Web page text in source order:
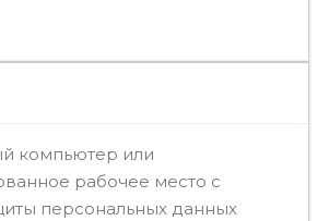
компьютер или
рабочее место с
персональных данных